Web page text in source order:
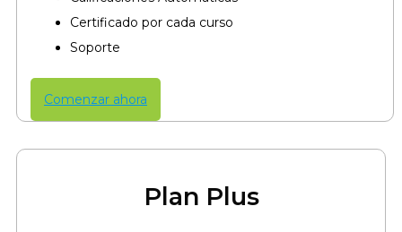
Certificado por cada curso​
Soporte
Comenzar ahora
Plan Plus